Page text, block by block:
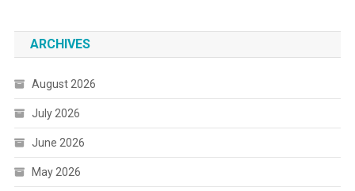
ARCHIVES
August 2026
July 2026
June 2026
May 2026